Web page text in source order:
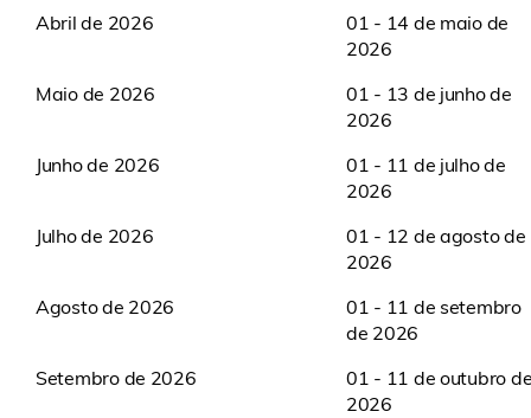
Abril de 2026
01 - 14 de maio de
2026
Maio de 2026
01 - 13 de junho de
2026
Junho de 2026
01 - 11 de julho de
2026
Julho de 2026
01 - 12 de agosto de
2026
Agosto de 2026
01 - 11 de setembro
de 2026
Setembro de 2026
01 - 11 de outubro
2026